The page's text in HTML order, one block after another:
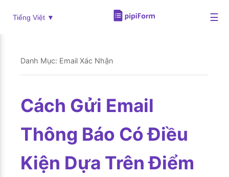
Tiếng Việt ▼ ☰
Danh Mục: Email Xác Nhận
Cách Gửi Email
Thông Báo Có Điều
Kiện Dựa Trên Điểm